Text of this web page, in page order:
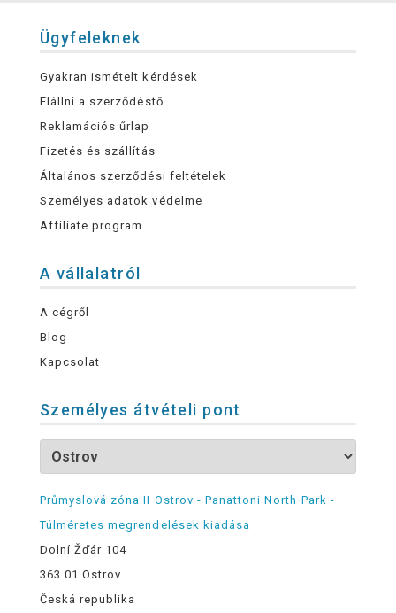
Ügyfeleknek
Gyakran ismételt kérdések
Elállni a szerződéstő
Reklamációs űrlap
Fizetés és szállítás
Általános szerződési feltételek
Személyes adatok védelme
Affiliate program
A vállalatról
A cégről
Blog
Kapcsolat
Személyes átvételi pont
Průmyslová zóna II Ostrov - Panattoni North Park -
Túlméretes megrendelések kiadása
Dolní Žďár 104
363 01 Ostrov
Česká republika